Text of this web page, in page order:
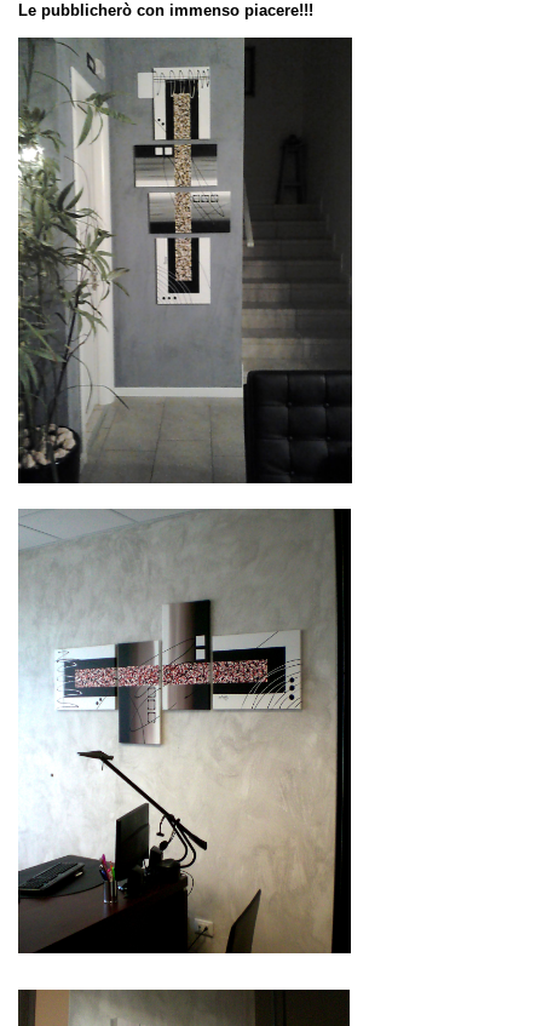
Le pubblicherò con immenso piacere!!!